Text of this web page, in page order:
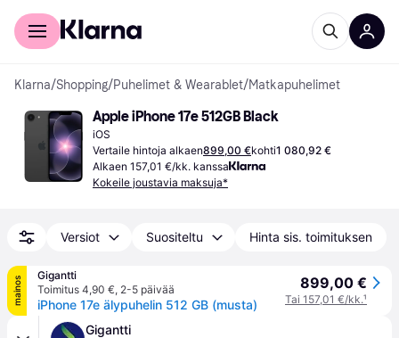
Kuluttajille
Klarna/Shopping/Puhelimet & Wearablet/Matkapuhelimet
Apple iPhone 17e 512GB Black
iOS
Vertaile hintoja alkaen899,00 €kohti1 080,92 €
Alkaen 157,01 €/kk. kanssa
Kokeile joustavia maksuja*
Versiot Suositeltu Hinta sis. toimituksen
mainos
Gigantti
Toimitus 4,90 €, 2-5 päivää
iPhone 17e älypuhelin 512 GB (musta)
899,00 €
Tai 157,01 €/kk.¹
Gigantti